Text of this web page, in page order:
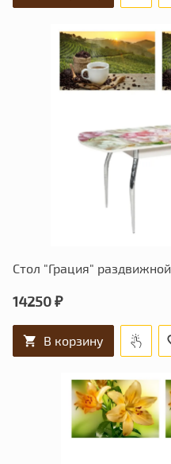
Стол "Грация" раздвижной
14250 ₽
В корзину